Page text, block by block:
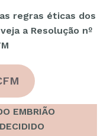
regras éticas dos
a Resolução nº
EMBRIÃO